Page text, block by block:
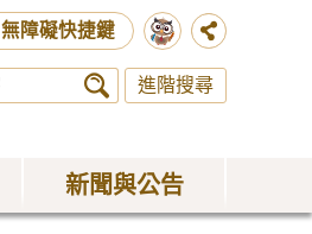
無障礙快捷鍵
進階搜尋
新聞與公告